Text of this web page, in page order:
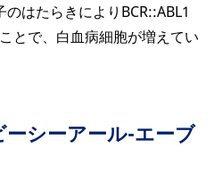
のはたらきによりBCR::ABL1
とで、白血病細胞が増えてい
ーシーアール-エーブ